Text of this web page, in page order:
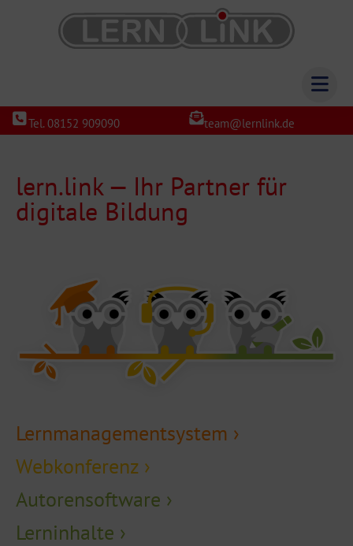
Tel. 08152 909090 team@lernlink.de
lern.link — Ihr Partner für
digitale Bildung
Lernmanagementsystem ›
Webkonferenz ›
Autorensoftware ›
Lerninhalte ›